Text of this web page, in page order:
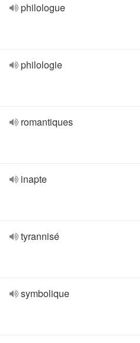
philologue
philologie
romantiques
inapte
tyrannisé
symbolique